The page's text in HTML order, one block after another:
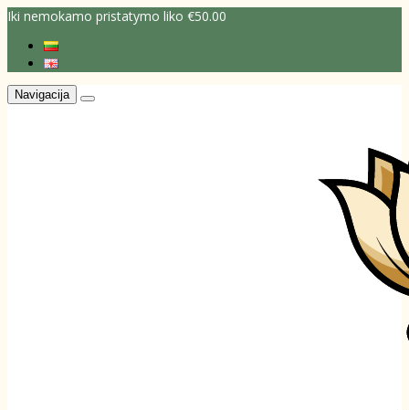
Iki nemokamo pristatymo liko €50.00
Navigacija